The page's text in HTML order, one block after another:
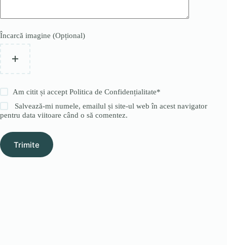
Încarcă imagine (Opțional)
Am citit și acceptPolitica de Confidențialitate*
Salvează-mi numele, emailul și site-ul web în acest navigator
pentru data viitoare când o să comentez.
Trimite